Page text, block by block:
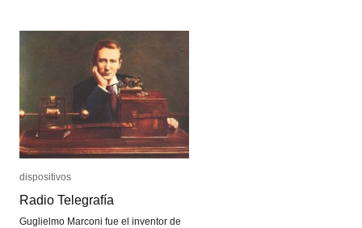
dispositivos
Radio Telegrafía
Guglielmo Marconi fue el inventor de
dispositivos
Radio Telegrafía